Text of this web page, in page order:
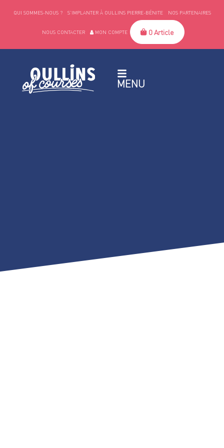
QUI SOMMES-NOUS ? S’IMPLANTER À OULLINS PIERRE-BÉNITE NOS PARTENAIRES
NOUS CONTACTER MON COMPTE 0 Article
MENU